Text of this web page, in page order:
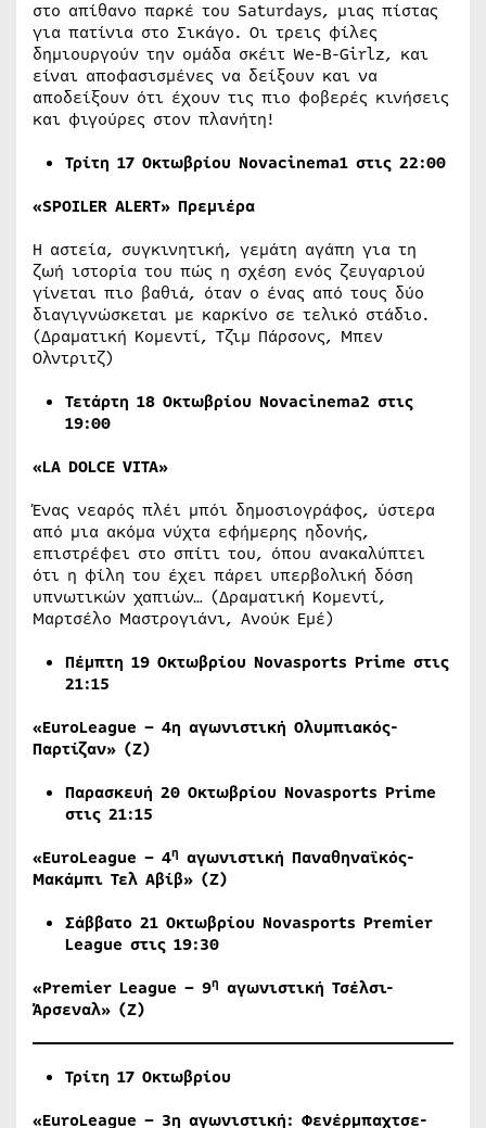
στο απίθανο παρκέ του Saturdays, μιας πίστας
για πατίνια στο Σικάγο. Οι τρεις φίλες
δημιουργούν την ομάδα σκέιτ We-B-Girlz, και
είναι αποφασισμένες να δείξουν και να
αποδείξουν ότι έχουν τις πιο φοβερές κινήσεις
και φιγούρες στον πλανήτη!
Τρίτη 17 Οκτωβρίου Novacinema1 στις 22:00
«SPOILER ALERT» Πρεμιέρα
Η αστεία, συγκινητική, γεμάτη αγάπη για τη
ζωή ιστορία του πώς η σχέση ενός ζευγαριού
γίνεται πιο βαθιά, όταν ο ένας από τους δύο
διαγιγνώσκεται με καρκίνο σε τελικό στάδιο.
(Δραματική Κομεντί, Τζιμ Πάρσονς, Μπεν
Ολντριτζ)
Τετάρτη 18 Οκτωβρίου Novacinema2 στις
19:00
«LA DOLCE VITA»
Ένας νεαρός πλέι μπόι δημοσιογράφος, ύστερα
από μια ακόμα νύχτα εφήμερης ηδονής,
επιστρέφει στο σπίτι του, όπου ανακαλύπτει
ότι η φίλη του έχει πάρει υπερβολική δόση
υπνωτικών χαπιών… (Δραματική Κομεντί,
Μαρτσέλο Μαστρογιάνι, Ανούκ Εμέ)
Πέμπτη 19 Οκτωβρίου Novasports Prime στις
21:15
«EuroLeague – 4η αγωνιστική Ολυμπιακός-
Παρτίζαν» (Ζ)
Παρασκευή 20 Οκτωβρίου Novasports Prime
στις 21:15
«EuroLeague – 4η αγωνιστική Παναθηναϊκός-
Μακάμπι Τελ Αβίβ» (Ζ)
Σάββατο 21 Οκτωβρίου Novasports Premier
League στις 19:30
«Premier League – 9η αγωνιστική Τσέλσι-
Άρσεναλ» (Ζ)
Τρίτη 17 Οκτωβρίου
«EuroLeague – 3η αγωνιστική: Φενέρμπαχτσε-